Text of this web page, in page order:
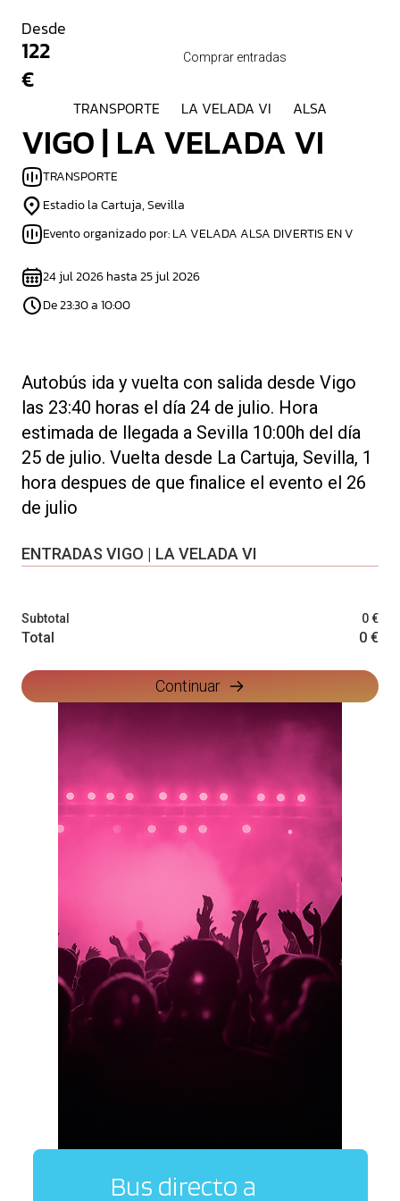
Desde
122
€
Comprar entradas
TRANSPORTE LA VELADA VI ALSA
VIGO | LA VELADA VI
TRANSPORTE
Estadio la Cartuja, Sevilla
Evento organizado por: LA VELADA ALSA DIVERTIS EN V
24 jul 2026 hasta 25 jul 2026
De 23:30 a 10:00
Autobús ida y vuelta con salida desde Vigo
las 23:40 horas el día 24 de julio. Hora
estimada de llegada a Sevilla 10:00h del día
25 de julio. Vuelta desde La Cartuja, Sevilla, 1
hora despues de que finalice el evento el 26
de julio
ENTRADAS VIGO | LA VELADA VI
Subtotal 0 €
Total 0 €
Continuar